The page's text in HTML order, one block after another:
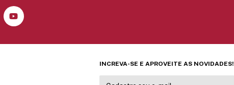
INCREVA-SE E APROVEITE AS NOVIDADES!